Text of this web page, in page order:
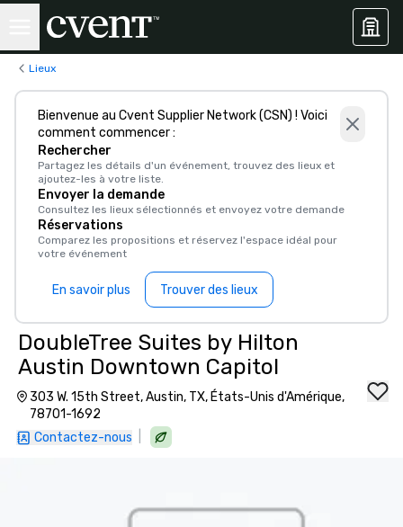
Lieux
Bienvenue au Cvent Supplier Network (CSN) ! Voici
comment commencer :
Rechercher
Partagez les détails d'un événement, trouvez des lieux et
ajoutez-les à votre liste.
Envoyer la demande
Consultez les lieux sélectionnés et envoyez votre demande
Réservations
Comparez les propositions et réservez l'espace idéal pour
votre événement
En savoir plus Trouver des lieux
DoubleTree Suites by Hilton
Austin Downtown Capitol
303 W. 15th Street, Austin, TX, États-Unis d'Amérique,
78701-1692
Contactez-nous